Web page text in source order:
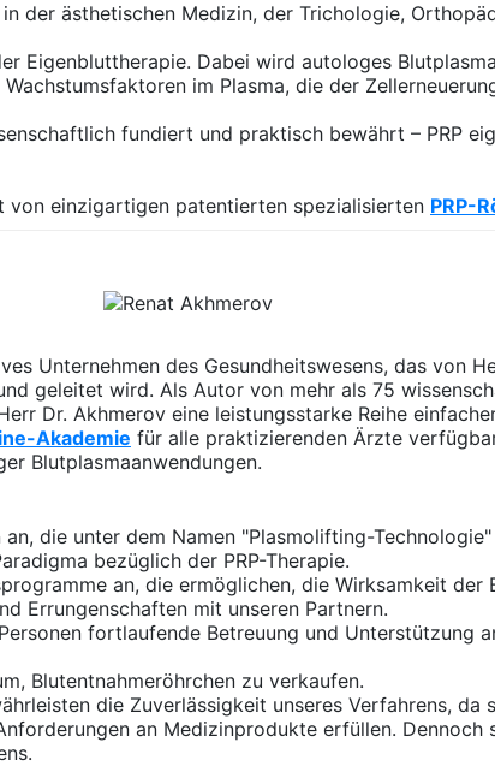
der ästhetischen Medizin, der Trichologie,
Eigenbluttherapie. Dabei wird autologes
im Plasma, die der
fundiert und praktisch bewährt – PRP
einzigartigen patentierten spezialisierten PRP-
Unternehmen des Gesundheitswesens, das von
geleitet wird. Als Autor von mehr als 75
Dr. Akhmerov eine leistungsstarke Reihe
Akademie für alle praktizierenden Ärzte
Blutplasmaanwendungen.
die unter dem Namen "Plasmolifting-
bezüglich der PRP-Therapie.
an, die ermöglichen, die Wirksamkeit der
Errungenschaften mit unseren Partnern.
fortlaufende Betreuung und Unterstützung
Blutentnahmeröhrchen zu verkaufen.
die Zuverlässigkeit unseres Verfahrens, da
an Medizinprodukte erfüllen. Dennoch